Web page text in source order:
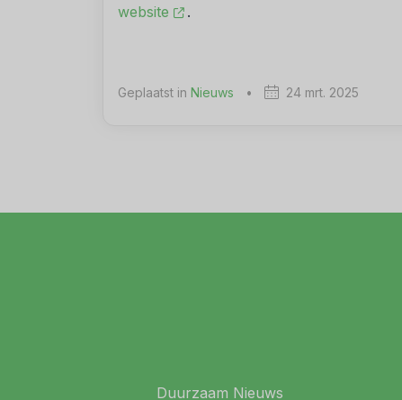
website
.
Geplaatst in Nieuws • 24 mrt. 2025
Duurzaam Nieuws